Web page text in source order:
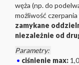
węża (np. do
możliwość
zamykane
niezależnie od
Parametry:
• ciśnienie max: